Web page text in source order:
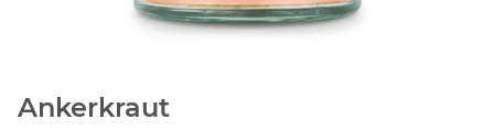
Ankerkraut